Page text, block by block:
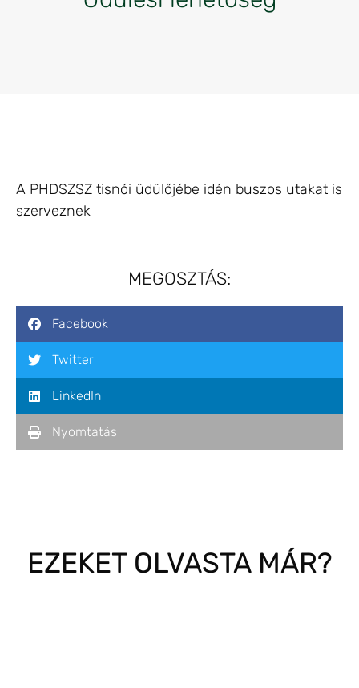
A PHDSZSZ tisnói üdülőjébe idén buszos utakat is
szerveznek
MEGOSZTÁS:
Facebook
Twitter
LinkedIn
Nyomtatás
EZEKET OLVASTA MÁR?